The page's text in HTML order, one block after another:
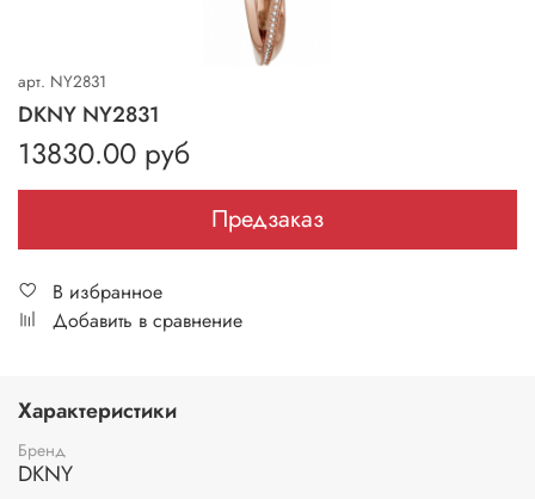
арт. NY2831
DKNY NY2831
13830.00 руб
Предзаказ
В избранное
Добавить в сравнение
Характеристики
Бренд
DKNY